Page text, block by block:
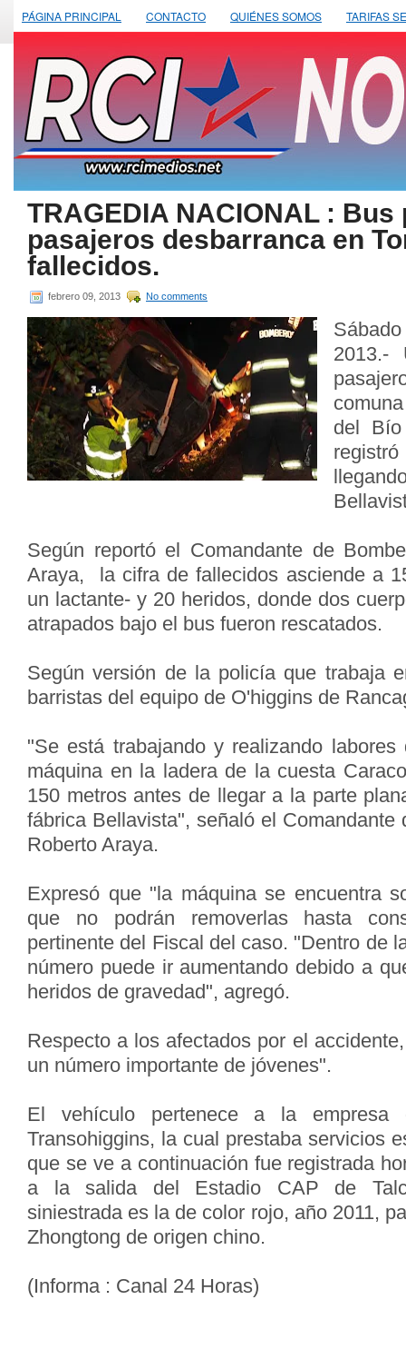
PÁGINA PRINCIPAL CONTACTO QUIÉNES SOMOS TARIFAS
TRAGEDIA NACIONAL :
pasajeros desbarranca en
fallecidos.
febrero 09, 2013 No comments
2013.-
del
Según reportó el Comandante de
Araya, la cifra de fallecidos asciende a
un lactante- y 20 heridos, donde dos
atrapados bajo el bus fueron rescatados.
Según versión de la policía que trabaja
barristas del equipo de O'higgins de
"Se está trabajando y realizando
máquina en la ladera de la cuesta
150 metros antes de llegar a la parte
fábrica Bellavista", señaló el Comandante
Roberto Araya.
Expresó que "la máquina se encuentra
que no podrán removerlas hasta
pertinente del Fiscal del caso. "Dentro de
número puede ir aumentando debido a
heridos de gravedad", agregó.
Respecto a los afectados por el
un número importante de jóvenes".
El vehículo pertenece a la empresa
Transohiggins, la cual prestaba servicios
que se ve a continuación fue registrada
a la salida del Estadio CAP de
siniestrada es la de color rojo, año 2011,
Zhongtong de origen chino.
(Informa : Canal 24 Horas)